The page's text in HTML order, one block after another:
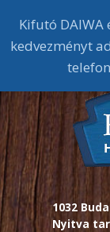
1032
Nyitva
Kifutó DAIWA
kedvezményt